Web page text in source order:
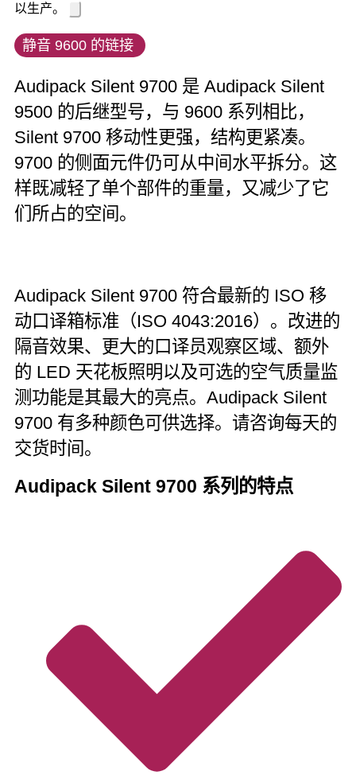
以生产。
静音 9600 的链接
Audipack Silent 9700 是 Audipack Silent
9500 的后继型号，与 9600 系列相比，
Silent 9700 移动性更强，结构更紧凑。
9700 的侧面元件仍可从中间水平拆分。这
样既减轻了单个部件的重量，又减少了它
们所占的空间。
Audipack Silent 9700 符合最新的 ISO 移
动口译箱标准（ISO 4043:2016）。改进的
隔音效果、更大的口译员观察区域、额外
的 LED 天花板照明以及可选的空气质量监
测功能是其最大的亮点。Audipack Silent
9700 有多种颜色可供选择。请咨询每天的
交货时间。
Audipack Silent 9700 系列的特点